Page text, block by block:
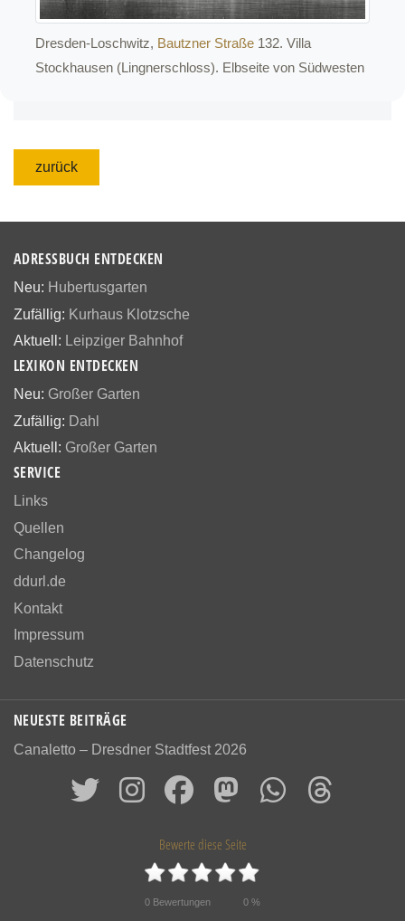
Dresden-Loschwitz, Bautzner Straße 132. Villa
Stockhausen (Lingnerschloss). Elbseite von Südwesten
zurück
ADRESSBUCH ENTDECKEN
Neu: Hubertusgarten
Zufällig: Kurhaus Klotzsche
Aktuell: Leipziger Bahnhof
LEXIKON ENTDECKEN
Neu: Großer Garten
Zufällig: Dahl
Aktuell: Großer Garten
SERVICE
Links
Quellen
Changelog
ddurl.de
Kontakt
Impressum
Datenschutz
NEUESTE BEITRÄGE
Canaletto – Dresdner Stadtfest 2026
Bewerte diese Seite
0 Bewertungen 0 %